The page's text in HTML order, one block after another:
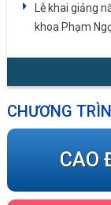
Lễ khai giảng
khoa Phạm
CHƯƠNG
CAO